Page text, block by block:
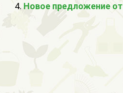
Новое предложение